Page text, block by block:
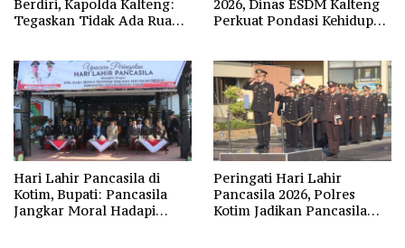
Berdiri, Kapolda Kalteng:
Tegaskan Tidak Ada Ruang
2026, Dinas ESDM Kalteng
Perkuat Pondasi Kehidupan
Hari Lahir Pancasila di
Kotim, Bupati: Pancasila
Jangkar Moral Hadapi
Peringati Hari Lahir
Pancasila 2026, Polres
Kotim Jadikan Pancasila